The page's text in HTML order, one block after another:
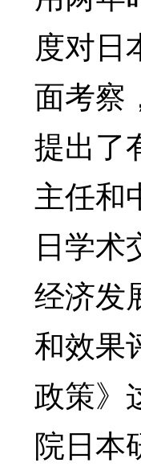
度对日
面考察
提出了
主任和
日学术
经济发
和效果
政策》
院日本